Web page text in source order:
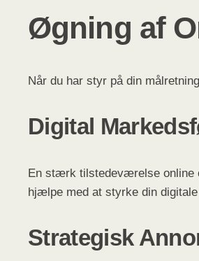
Øgning af
Når du har styr på din
Digital
En stærk tilstedeværelse online
hjælpe med at styrke din
Strategisk